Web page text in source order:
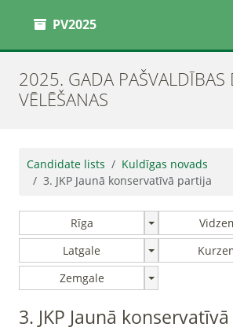
PV2025
2025. GADA PAŠVALDĪBAS
VĒLĒŠANAS
Candidate lists
Kuldīgas novads
3. JKP Jaunā konservatīvā partija
Rīga
Latgale
Zemgale
3. JKP Jaunā